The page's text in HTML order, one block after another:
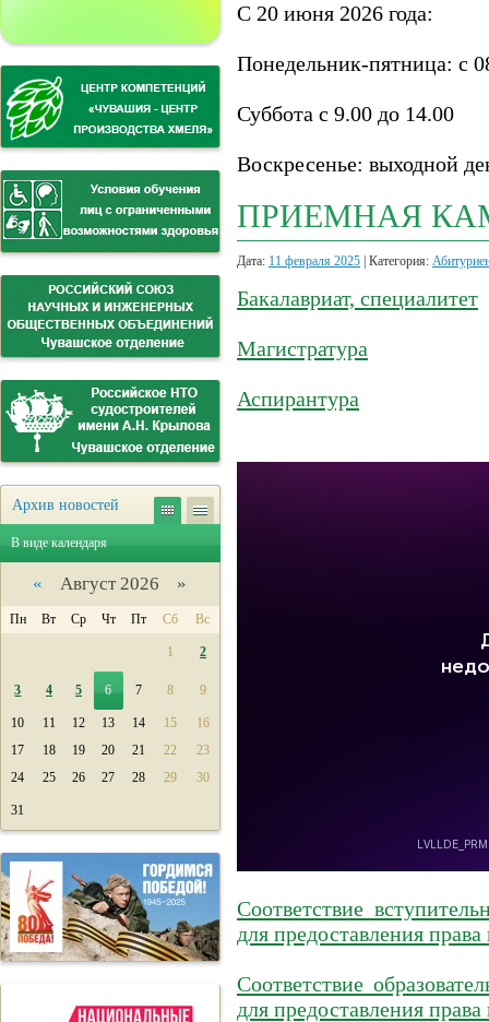
Архив новостей
В виде календаря
« Август 2026 »
Пн Вт Ср Чт Пт Сб Вс
1 2
3 4 5 6 7 8 9
10 11 12 13 14 15
16
17
18 19 20 21 22
23
24
25 26 27 28 29 30
31
С 20 июня 2026 года:
Понедельник-пятница: с
Суббота с 9.00 до 14.00
Воскресенье: выходной
ПРИЕМНАЯ
Дата: 11 февраля 2025 | Категория:
Бакалавриат, специалитет
Магистратура
Аспирантура
Соответствие
для предоставления
Соответствие
для предоставления